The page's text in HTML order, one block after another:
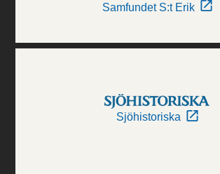
Samfundet S:t Erik
Sjöhistoriska